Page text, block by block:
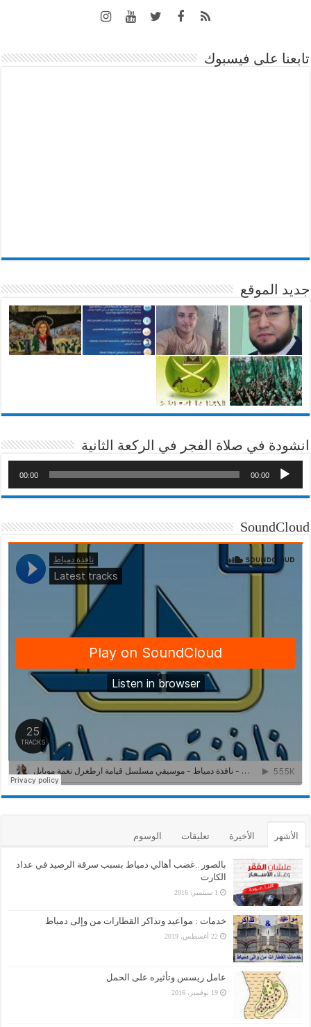
تابعنا على فيسبوك
جديد الموقع
انشودة في صلاة الفجر في الركعة الثانية
00:00
00:00
SoundCloud
الأشهر الأخيرة تعليقات الوسوم
بالصور ..غضب أهالي دمياط بسبب سرقة الرصيد في عداد
الكارت
1 سبتمبر، 2016
خدمات : مواعيد وتذاكر القطارات من وإلى دمياط
22 أغسطس، 2019
عامل ريسس وتأثيره على الحمل
19 نوفمبر، 2016